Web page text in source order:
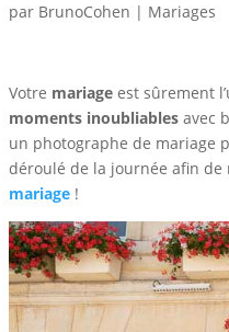
par BrunoCohen | Mariages
Votre mariage est sûrement
moments inoubliables avec
un photographe de mariage
déroulé de la journée afin
mariage !